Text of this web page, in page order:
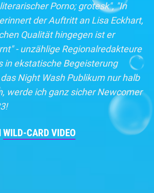
Porno; grotesk", "In
der Auftritt an Lisa Eckhart,
Qualität hingegen ist er
- unzählige Regionalredakteure
in ekstatische Begeisterung
Night Wash Publikum nur halb
werde ich ganz sicher Newcomer
WILD-CARD VIDEO